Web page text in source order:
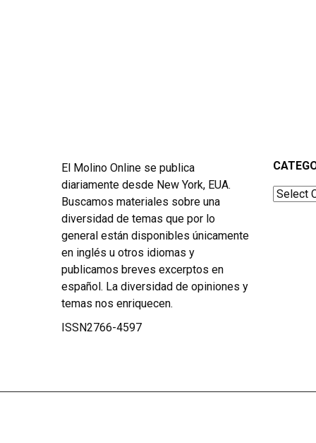
El Molino Online se publica
diariamente desde New York, EUA.
Buscamos materiales sobre una
diversidad de temas que por lo
general están disponibles únicamente
en inglés u otros idiomas y
publicamos breves excerptos en
español. La diversidad de opiniones y
temas nos enriquecen.
ISSN2766-4597